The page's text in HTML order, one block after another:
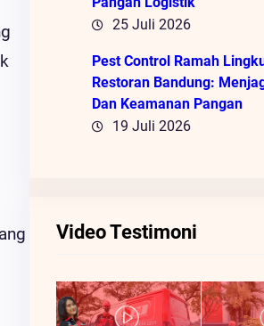
25 Juli 2026
Pest Control Ramah
Restoran Bandung:
Dan Keamanan Pangan
19 Juli 2026
Video Testimoni